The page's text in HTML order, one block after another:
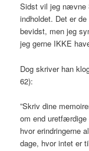
Sidst vil jeg nævne
indholdet. Det er
bevidst, men jeg
jeg gerne IKKE
Dog skriver han
62):
”Skriv dine
om end uretfærdige
hvor erindringerne
dage, hvor intet er